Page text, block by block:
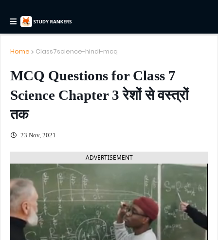
Home Class7science-hindi-mcq
MCQ Questions for Class 7
Science Chapter 3 रेशों से वस्त्रों
तक
23 Nov, 2021
ADVERTISEMENT